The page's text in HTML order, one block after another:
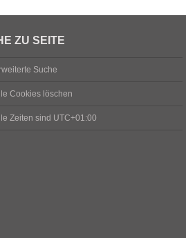
ZU SEITE
Suche
Cookies löschen
Zeiten sind UTC+01:00